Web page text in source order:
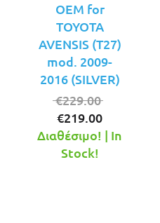
OEM for
TOYOTA
AVENSIS (T27)
mod. 2009-
2016 (SILVER)
€229.00
was:
€219.00
τρέχουσα
Διαθέσιμο! | In
Stock!